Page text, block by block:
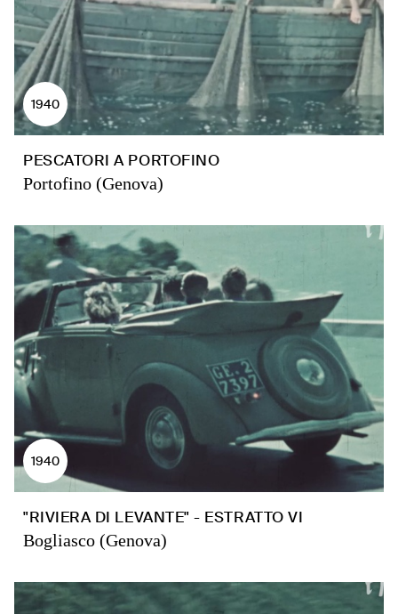
1940
PESCATORI A PORTOFINO
Portofino (Genova)
1940
"RIVIERA DI LEVANTE" - ESTRATTO VI
Bogliasco (Genova)